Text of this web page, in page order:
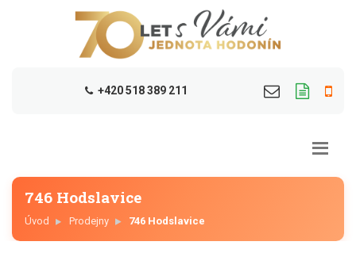
+420 518 389 211
746 Hodslavice
Úvod Prodejny 746 Hodslavice